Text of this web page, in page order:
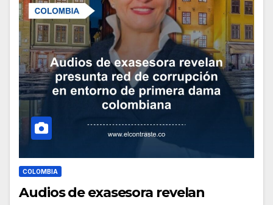
COLOMBIA
Audios de exasesora revelan